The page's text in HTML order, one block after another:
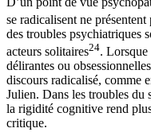
se radicalisent ne
des troubles psychiatriques
acteurs solitaires24. Lorsque
délirantes ou
discours radicalisé, comme
Julien. Dans les troubles du
la rigidité cognitive rend
critique.